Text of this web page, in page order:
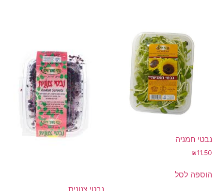
נבטי חמניה
₪11.50
הוספה לסל